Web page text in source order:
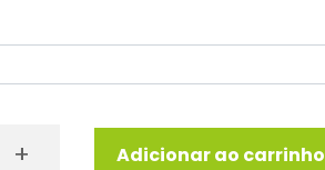
+ Adicionar ao carrinho